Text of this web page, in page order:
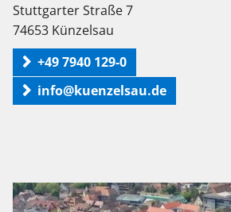
Stuttgarter Straße 7
74653 Künzelsau
+49 7940 129-0
info@kuenzelsau.de